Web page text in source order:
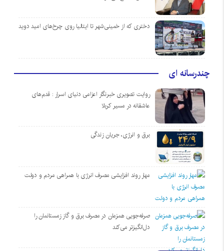
دختری که از خمینی‌شهر تا ایتالیا روی چرخ‌های امید دوید
چندرسانه ای
روایت تصویری خبرنگار اعزامی دنیای اسرار : قدم‌های
عاشقانه در مسیر کربلا
برق و انرژی، جریان زندگی
مهار روند افزایشی مصرف انرژی با همراهی مردم و دولت
صرفه‌جویی همزمان در مصرف برق و گاز زمستانمان را
دل‌انگیزتر می‌کند